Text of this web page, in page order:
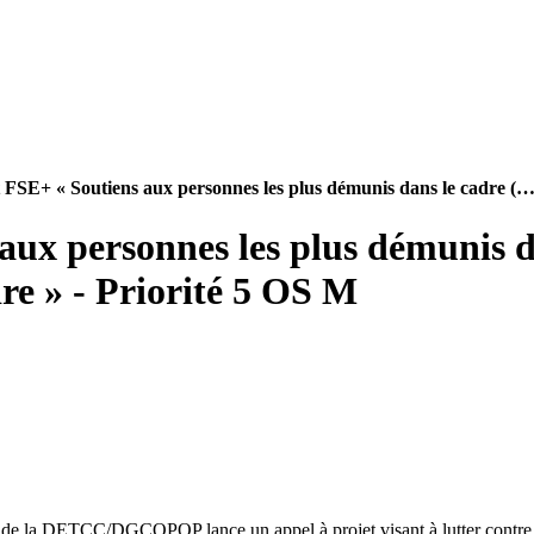
« Soutiens aux personnes les plus démunis dans le cadre
personnes les plus démunis
» - Priorité 5 OS M